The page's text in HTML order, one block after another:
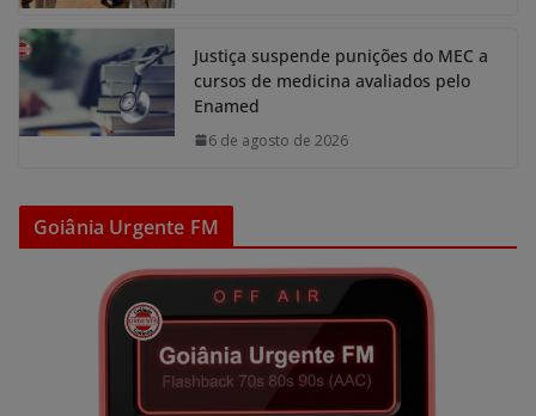
Justiça suspende punições do MEC a
cursos de medicina avaliados pelo
Enamed
6 de agosto de 2026
Goiânia Urgente FM